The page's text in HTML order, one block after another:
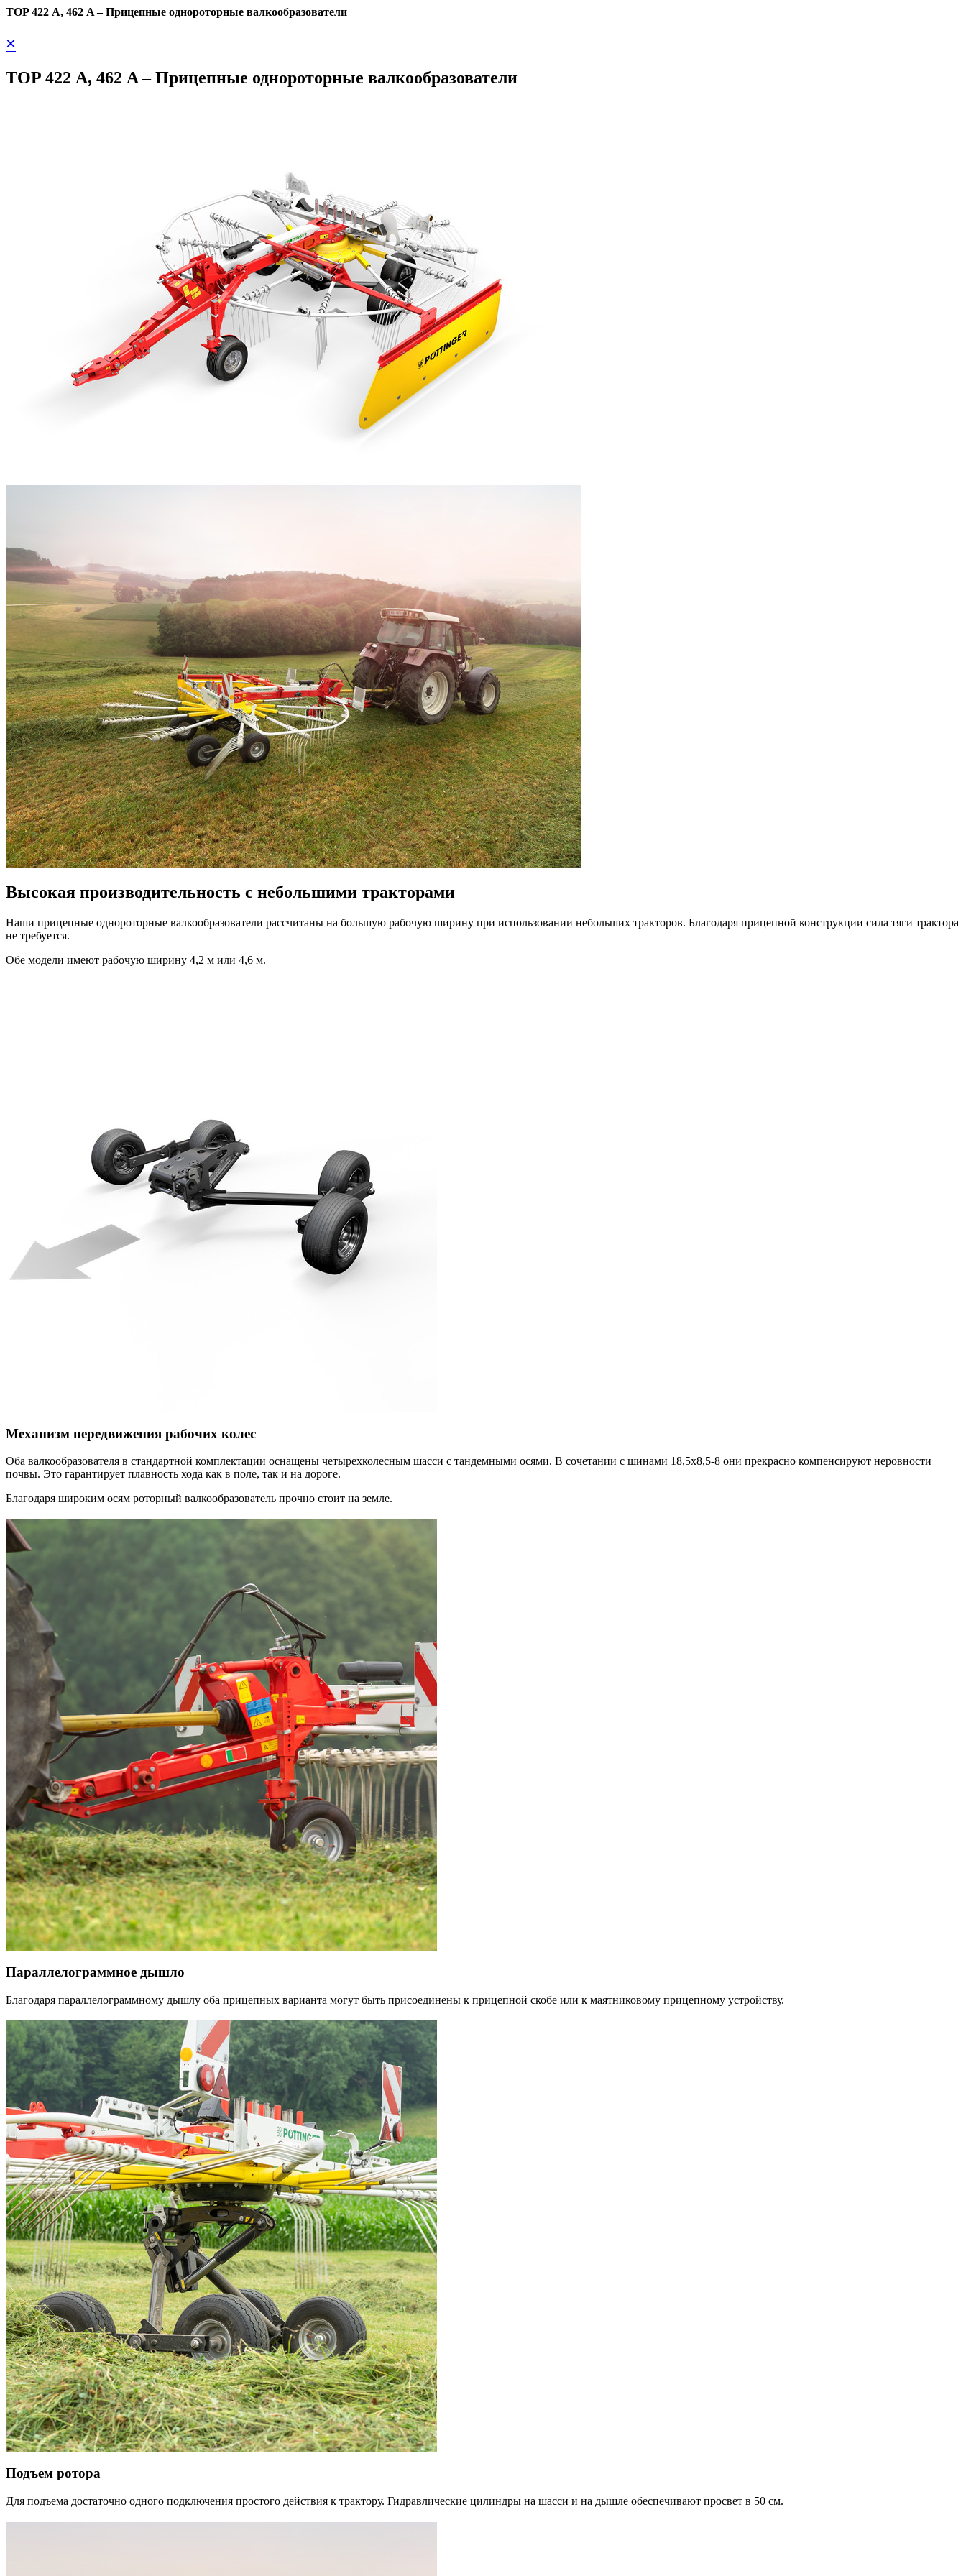
TOP 422 A, 462 A – Прицепные однороторные валкообразователи
×
TOP 422 A, 462 A – Прицепные однороторные валкообразователи
Высокая производительность с небольшими тракторами
Наши прицепные однороторные валкообразователи рассчитаны на большую рабочую ширину при использовании небольших тракторов. Благодаря прицепной конструкции сила тяги трактора
не требуется.
Обе модели имеют рабочую ширину 4,2 м или 4,6 м.
Механизм передвижения рабочих колес
Оба валкообразователя в стандартной комплектации оснащены четырехколесным шасси с тандемными осями. В сочетании с шинами 18,5х8,5-8 они прекрасно компенсируют неровности
почвы. Это гарантирует плавность хода как в поле, так и на дороге.
Благодаря широким осям роторный валкообразователь прочно стоит на земле.
Параллелограммное дышло
Благодаря параллелограммному дышлу оба прицепных варианта могут быть присоединены к прицепной скобе или к маятниковому прицепному устройству.
Подъем ротора
Для подъема достаточно одного подключения простого действия к трактору. Гидравлические цилиндры на шасси и на дышле обеспечивают просвет в 50 см.